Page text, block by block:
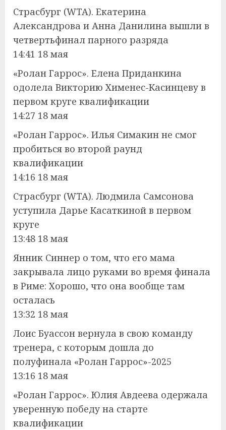
Страсбург (WTA). Екатерина
Александрова и Анна Данилина вышли в
четвертьфинал парного разряда
14:41 18 мая
«Ролан Гаррос». Елена Приданкина
одолела Викторию Хименес-Касинцеву в
первом круге квалификации
14:27 18 мая
«Ролан Гаррос». Илья Симакин не смог
пробиться во второй раунд
квалификации
14:16 18 мая
Страсбург (WTA). Людмила Самсонова
уступила Дарье Касаткиной в первом
круге
13:48 18 мая
Янник Синнер о том, что его мама
закрывала лицо руками во время финала
в Риме: Хорошо, что она вообще там
осталась
13:32 18 мая
Лоис Буассон вернула в свою команду
тренера, с которым дошла до
полуфинала «Ролан Гаррос»-2025
13:16 18 мая
«Ролан Гаррос». Юлия Авдеева одержала
уверенную победу на старте
квалификации